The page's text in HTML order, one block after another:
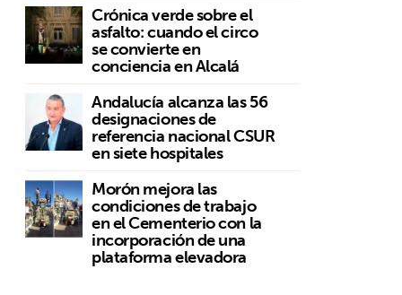
Crónica verde sobre el
asfalto: cuando el circo
se convierte en
conciencia en Alcalá
Andalucía alcanza las 56
designaciones de
referencia nacional CSUR
en siete hospitales
Morón mejora las
condiciones de trabajo
en el Cementerio con la
incorporación de una
plataforma elevadora